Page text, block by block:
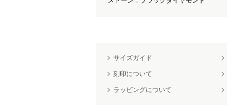
サイズガイド
刻印について
ラッピングについて